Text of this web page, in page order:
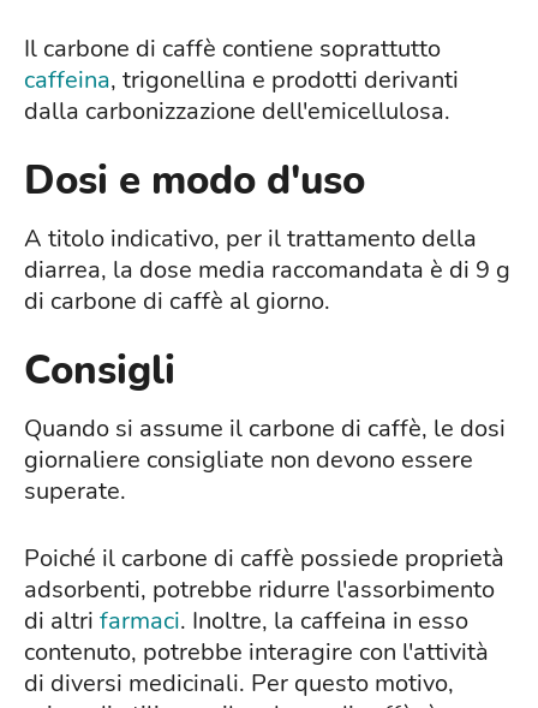
Il carbone di caffè contiene soprattutto
caffeina, trigonellina e prodotti derivanti
dalla carbonizzazione dell'emicellulosa.
Dosi e modo d'uso
A titolo indicativo, per il trattamento della
diarrea, la dose media raccomandata è di 9 g
di carbone di caffè al giorno.
Consigli
Quando si assume il carbone di caffè, le dosi
giornaliere consigliate non devono essere
superate.
Poiché il carbone di caffè possiede proprietà
adsorbenti, potrebbe ridurre l'assorbimento
di altri farmaci. Inoltre, la caffeina in esso
contenuto, potrebbe interagire con l'attività
di diversi medicinali. Per questo motivo,